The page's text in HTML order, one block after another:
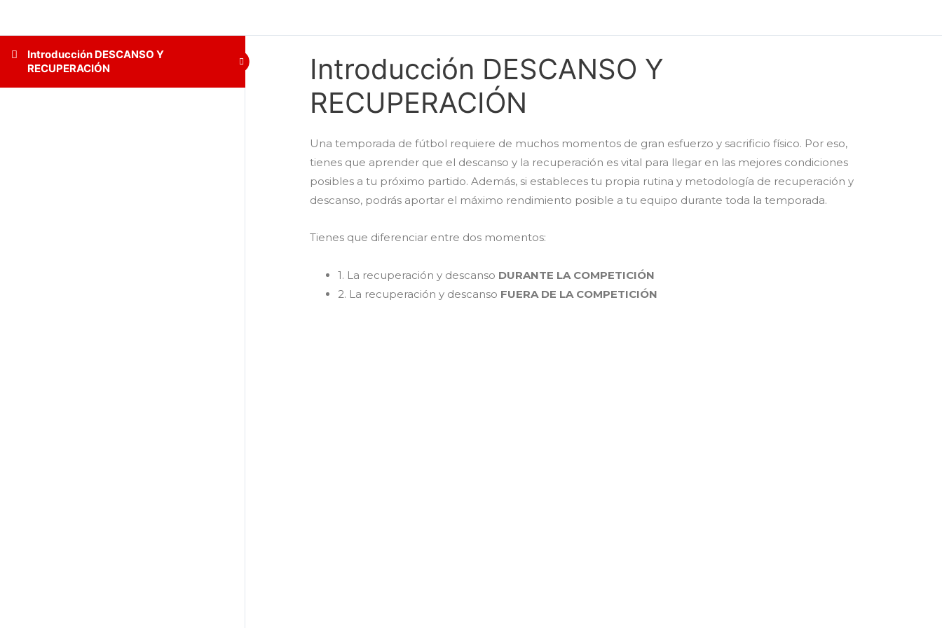
Introducción DESCANSO Y
RECUPERACIÓN
Introducción DESCANSO Y
RECUPERACIÓN
Una temporada de fútbol requiere de muchos momentos de gran esfuerzo y sacrificio físico. Por eso,
tienes que aprender que el descanso y la recuperación es vital para llegar en las mejores condiciones
posibles a tu próximo partido. Además, si estableces tu propia rutina y metodología de recuperación y
descanso, podrás aportar el máximo rendimiento posible a tu equipo durante toda la temporada.
Tienes que diferenciar entre dos momentos:
1. La recuperación y descanso DURANTE LA COMPETICIÓN
2. La recuperación y descanso FUERA DE LA COMPETICIÓN